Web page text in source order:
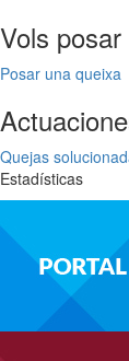
Vols
Posar una queixa
Quejas
Estadísticas